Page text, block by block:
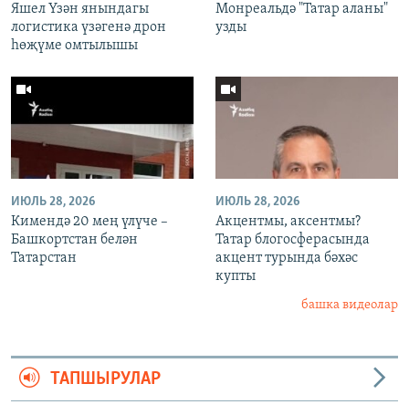
Яшел Үзән янындагы
логистика үзәгенә дрон
һөҗүме омтылышы
Монреальдә "Татар аланы"
узды
ИЮЛЬ 28, 2026
Кимендә 20 мең үлүче –
Башкортстан белән
Татарстан
ИЮЛЬ 28, 2026
Акцентмы, аксентмы?
Татар блогосферасында
акцент турында бәхәс
купты
башка видеолар
ТАПШЫРУЛАР